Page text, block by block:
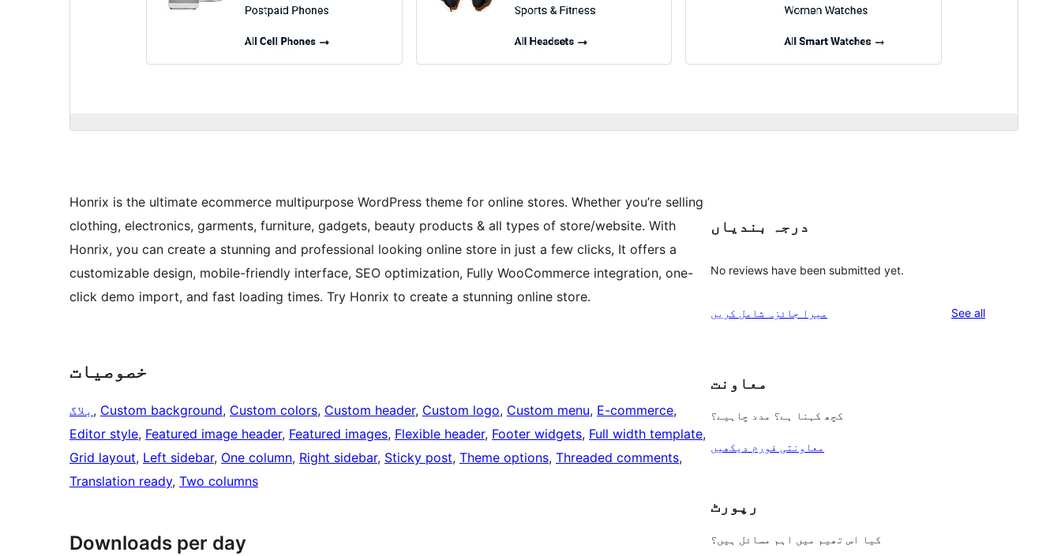
Honrix is the ultimate ecommerce multipurpose WordPress theme for online stores. Whether you’re selling
clothing, electronics, garments, furniture, gadgets, beauty products & all types of store/website. With
Honrix, you can create a stunning and professional looking online store in just a few clicks, It offers a
customizable design, mobile-friendly interface, SEO optimization, Fully WooCommerce integration, one-
click demo import, and fast loading times. Try Honrix to create a stunning online store.
خصوصیات
بلاگ , Custom background, Custom colors, Custom header, Custom logo, Custom menu, E-commerce
Editor style, Featured image header, Featured images, Flexible header, Footer widgets, Full width template
Grid layout, Left sidebar, One column, Right sidebar, Sticky post, Theme options, Threaded comments
Translation ready, Two columns
Downloads per day
درجہ بندیاں
No reviews have been submitted yet.
میرا جائزہ شامل کریں See allreviews
معاونت
کچھ کہنا ہے؟ مدد چاہیے؟
معاونتی فورم دیکھیں
رپورٹ
کیا اس تھیم میں اہم مسائل ہیں؟